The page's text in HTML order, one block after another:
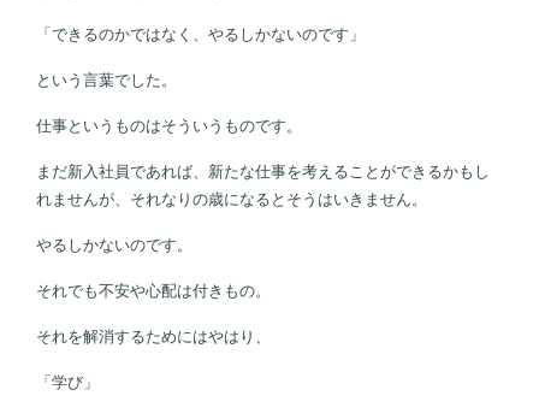
「できるのかではなく、やるしかないのです」
という言葉でした。
仕事というものはそういうものです。
まだ新入社員であれば、新たな仕事を考えることができるかもし
れませんが、それなりの歳になるとそうはいきません。
やるしかないのです。
それでも不安や心配は付きもの。
それを解消するためにはやはり、
「学び」